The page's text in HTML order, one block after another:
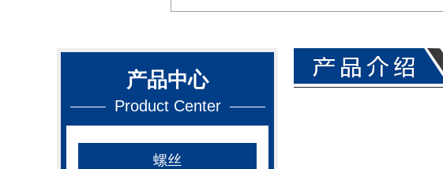
产品中心
Product Center
螺丝